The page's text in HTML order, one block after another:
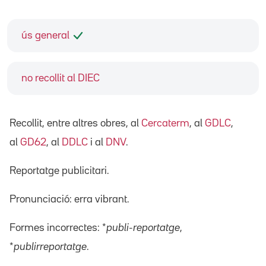
ús general
no recollit al DIEC
Recollit, entre altres obres, al Cercaterm, al GDLC,
al GD62, al DDLC i al DNV.
Reportatge publicitari.
Pronunciació: erra vibrant.
Formes incorrectes: *publi-reportatge,
*publirreportatge.